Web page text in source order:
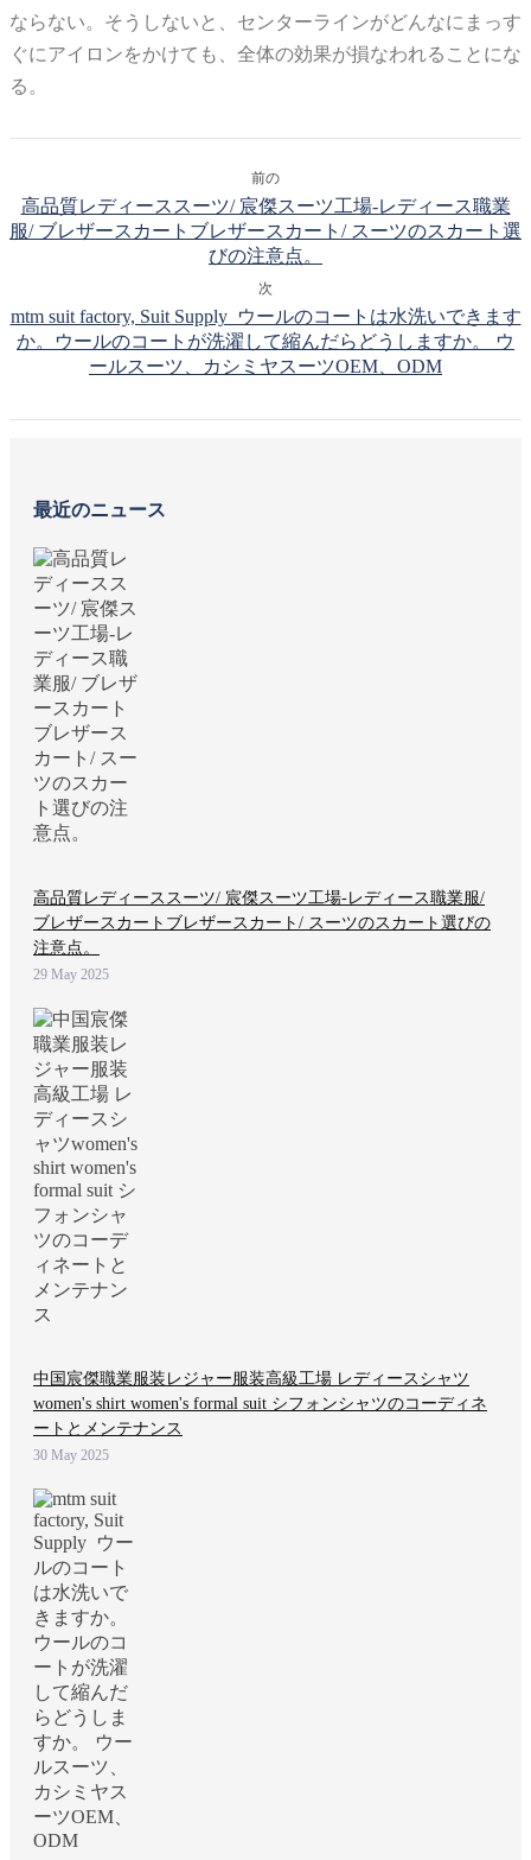
ならない。そうしないと、センターラインがどんなにまっす
ぐにアイロンをかけても、全体の効果が損なわれることにな
る。
前の
高品質レディーススーツ/ 宸傑スーツ工場-レディース職業
服/ ブレザースカートブレザースカート/ スーツのスカート選
びの注意点。
次
mtm suit factory, Suit Supply ウールのコートは水洗いできます
か。ウールのコートが洗濯して縮んだらどうしますか。 ウ
ールスーツ、カシミヤスーツOEM、ODM
最近のニュース
高品質レディーススーツ/ 宸傑スーツ工場-レディース職業服/
ブレザースカートブレザースカート/ スーツのスカート選びの
注意点。
29 May 2025
中国宸傑職業服装レジャー服装高級工場 レディースシャツ
women's shirt women's formal suit シフォンシャツのコーディネ
ートとメンテナンス
30 May 2025